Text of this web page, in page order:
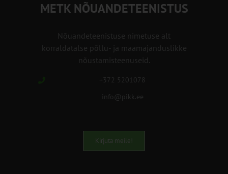
METK NÕUANDETEENISTUS
Nõuandeteenistuse nimetuse alt
korraldatalse põllu- ja maamajanduslikke
nõustamisteenuseid.
+372 5201078
info@pikk.ee
Kirjuta meile!